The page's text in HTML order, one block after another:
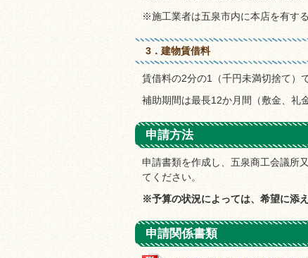
※施工業者は五泉市内に本店を有す
3．建物賃借料
賃借料の2分の1（千円未満切捨て）
補助期間は最長12か月間（敷金、礼
申請方法
申請書類を作成し、五泉商工会議所
てください。
※予算の状況によっては、希望に添
申請関係書類